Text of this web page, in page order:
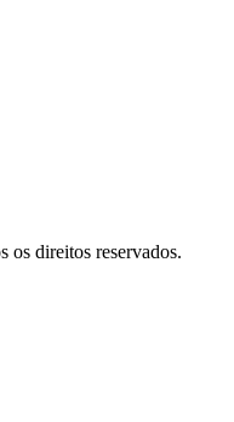
os direitos reservados.